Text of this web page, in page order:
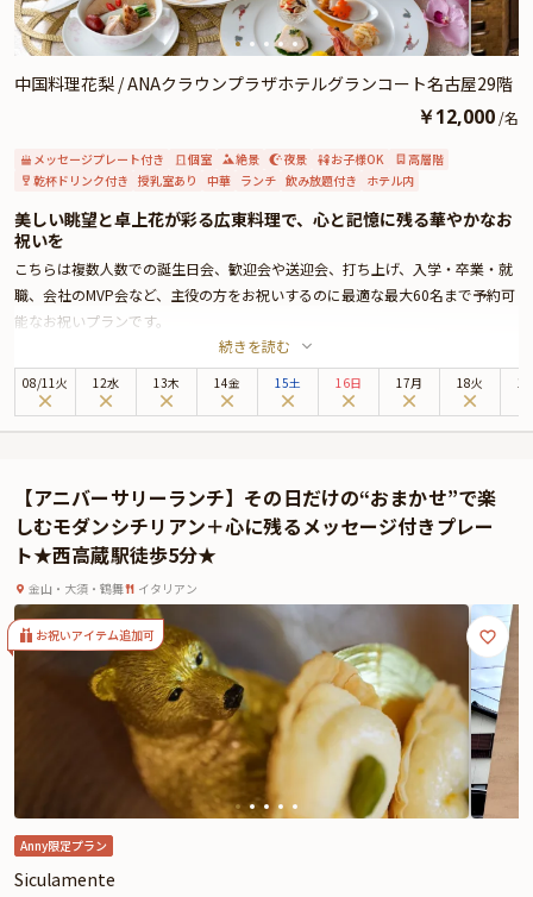
中国料理花梨 / ANAクラウンプラザホテルグランコート名古屋29階
￥12,000 /名
メッセージプレート付き 個室 絶景 夜景 お子様OK
高層階
乾杯ドリンク付き 授乳室あり 中華 ランチ 飲み放題付き ホテル内
美しい眺望と卓上花が彩る広東料理で、心と記憶に残る華やかなお
祝いを
こちらは複数人数での誕生日会、歓迎会や送迎会、打ち上げ、入学・卒業・就
職、会社のMVP会など、主役の方をお祝いするのに最適な最大60名まで予約可
能なお祝いプランです。
金山駅すぐ、ANAクラウンプラザホテル29階にある「中国料理 花梨」は、北に
御嶽の山々、南に名古屋港まで見渡す絶景を望むロケーション。6～60名様ま
で対応可能な全7室の個室を備え、ご家族やご親族の集まり、職場でのお祝い
お料理は、高級食材や季節の味覚をふんだんに取り入れたお祝いコースを、価
格帯の異なる2種類からお選びいただけます。
さらに、乾杯用スパークリングワインと卓上のお花で華やかに演出。
また、オプション（+4,000円）にて飲み放題も可能でワインやビール、紹興酒
など多彩なドリンクを心ゆくまでお楽しみいただけます。
特別なひとときをさらに盛り上げたい方には、メモリアルホールケーキやアニ
バーサリープレート（有料オプション）もご用意しております。
熟練スタッフによる丁寧なおもてなしが、ご家族の節目祝いや長寿のお祝い、
歓送迎会などの特別な席をより華やかに演出します。絶景と本格広東料理が融
合した「中国料理 花梨」で、思い出に残るお祝いのひとときをお過ごしくださ
続きを読む
08/11火 12水 13木 14金 15土 16日 17月 18火
【アニバーサリーランチ】その日だけの“おまかせ”で楽
しむモダンシチリアン＋心に残るメッセージ付きプレー
ト★西高蔵駅徒歩5分★
金山・大須・鶴舞 イタリアン
お祝いアイテム追加可
Anny限定プラン
Siculamente